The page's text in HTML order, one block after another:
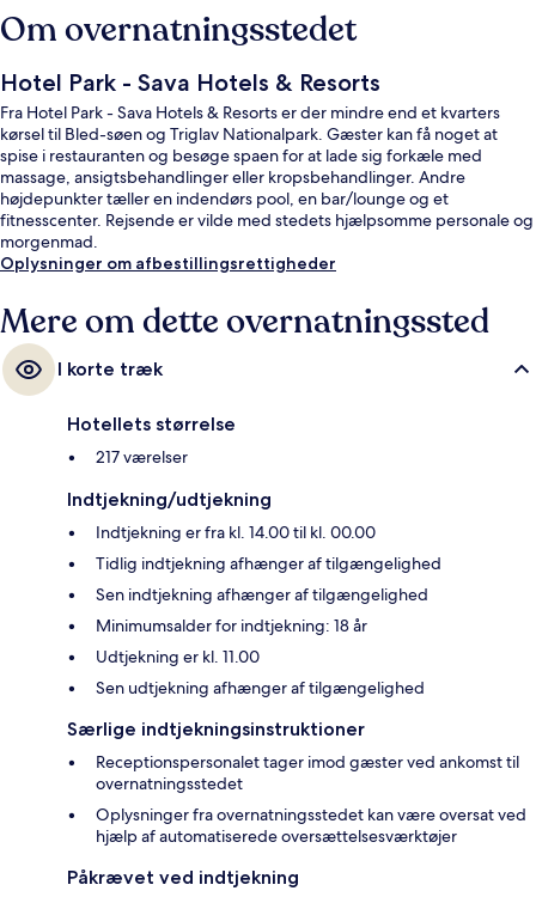
Om overnatningsstedet
Hotel Park - Sava Hotels & Resorts
Fra Hotel Park - Sava Hotels & Resorts er der mindre end et kvarters
kørsel til Bled-søen og Triglav Nationalpark. Gæster kan få noget at
spise i restauranten og besøge spaen for at lade sig forkæle med
massage, ansigtsbehandlinger eller kropsbehandlinger. Andre
højdepunkter tæller en indendørs pool, en bar/lounge og et
fitnesscenter. Rejsende er vilde med stedets hjælpsomme personale og
morgenmad.
Oplysninger om afbestillingsrettigheder
Mere om dette overnatningssted
I korte træk
Hotellets størrelse
217 værelser
Indtjekning/udtjekning
Indtjekning er fra kl. 14.00 til kl. 00.00
Tidlig indtjekning afhænger af tilgængelighed
Sen indtjekning afhænger af tilgængelighed
Minimumsalder for indtjekning: 18 år
Udtjekning er kl. 11.00
Sen udtjekning afhænger af tilgængelighed
Særlige indtjekningsinstruktioner
Receptionspersonalet tager imod gæster ved ankomst til
overnatningsstedet
Oplysninger fra overnatningsstedet kan være oversat ved
hjælp af automatiserede oversættelsesværktøjer
Påkrævet ved indtjekning